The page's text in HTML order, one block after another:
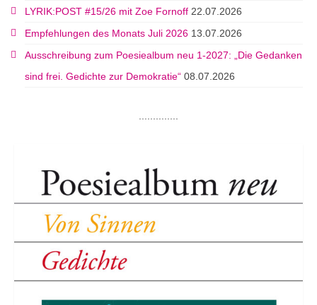
LYRIK:POST #15/26 mit Zoe Fornoff 22.07.2026
Empfehlungen des Monats Juli 2026 13.07.2026
Ausschreibung zum Poesiealbum neu 1-2027: „Die Gedanken
sind frei. Gedichte zur Demokratie“ 08.07.2026